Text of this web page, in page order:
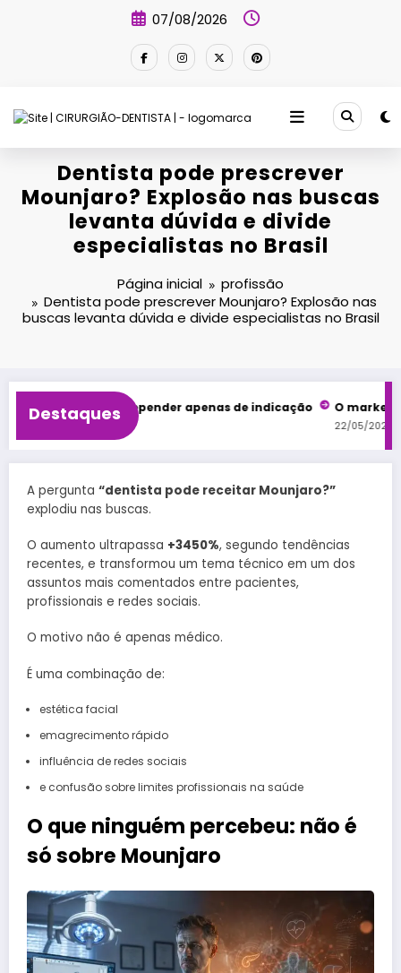
07/08/2026
Dentista pode prescrever
Mounjaro? Explosão nas buscas
levanta dúvida e divide
especialistas no Brasil
Página inicial
profissão
Dentista pode prescrever Mounjaro? Explosão nas
buscas levanta dúvida e divide especialistas no Brasil
Destaques
sem depender apenas de indicação O marketing
22/05/2026
A pergunta “dentista pode receitar Mounjaro?”
explodiu nas buscas.
O aumento ultrapassa +3450%, segundo tendências
recentes, e transformou um tema técnico em um dos
assuntos mais comentados entre pacientes,
profissionais e redes sociais.
O motivo não é apenas médico.
É uma combinação de:
estética facial
emagrecimento rápido
influência de redes sociais
e confusão sobre limites profissionais na saúde
O que ninguém percebeu: não é
só sobre Mounjaro